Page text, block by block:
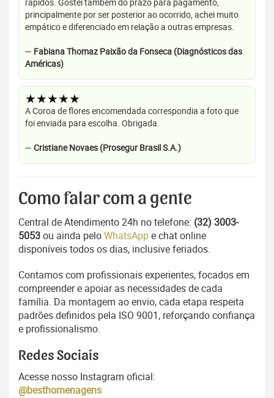
principalmente por ser posterior ao ocorrido, achei muito
empático e diferenciado em relação a outras empresas.
— Fabiana Thomaz Paixão da Fonseca (Diagnósticos das
Américas)
★★★★★
A Coroa de flores encomendada correspondia a foto que
foi enviada para escolha. Obrigada.
— Cristiane Novaes (Prosegur Brasil S.A.)
Como falar com a gente
Central de Atendimento 24h no telefone: (32) 3003-
5053ou ainda peloWhatsAppe chat online
disponíveis todos os dias, inclusive feriados.
Contamos com profissionais experientes, focados em
compreender e apoiar as necessidades de cada
família. Da montagem ao envio, cada etapa respeita
padrões definidos pela ISO 9001, reforçando confiança
e profissionalismo.
Redes Sociais
Acesse nosso Instagram oficial:
@besthomenagens